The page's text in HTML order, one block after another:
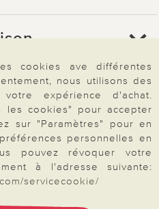
& liberté|Vie privée & cookies
cookies ave différentes
nous utilisons des
expérience d'achat.
les cookies" pour accepter
sur "Paramètres" pour en
personnelles en
pouvez révoquer votre
à l'adresse suivante:
servicecookie/